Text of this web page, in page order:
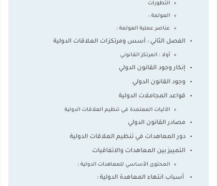
التطورات
العولمة :
عناصر عملية العولمة :
الفصل الثاني : أسس ومرتكزات العلاقات الدولية
أولا : المرتكز القانوني
إنكار وجود القانون الدولي
وجود القانون الدولي
قواعد المجاملات الدولية
الآليات المعتمدة في تنظيم العلاقات الدولية
مصادر القانون الدولي
دور المعاهدات في تنظيم العلاقات الدولية
التمييز بين المعاهدات والاتفاقيات
المحتوى الأساسي للمعاهدات الدولية :
أسباب انتهاء المعاهدة الدولية :